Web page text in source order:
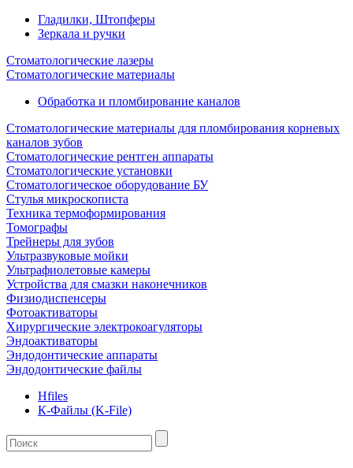
Гладилки, Штопферы
Зеркала и ручки
Стоматологические лазеры
Стоматологические материалы
Обработка и пломбирование каналов
Стоматологические материалы для пломбирования корневых
каналов зубов
Стоматологические рентген аппараты
Стоматологические установки
Стоматологическое оборудование БУ
Стулья микроскописта
Техника термоформирования
Томографы
Трейнеры для зубов
Ультразвуковые мойки
Ультрафиолетовые камеры
Устройства для смазки наконечников
Физиодиспенсеры
Фотоактиваторы
Хирургические электрокоагуляторы
Эндоактиваторы
Эндодонтические аппараты
Эндодонтические файлы
Hfiles
К-Файлы (K-File)